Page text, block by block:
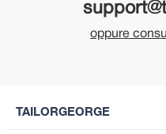
oppure
TAILORGEORGE